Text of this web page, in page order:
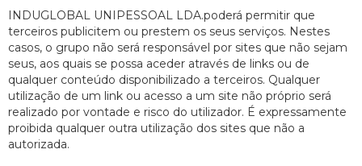
INDUGLOBAL UNIPESSOAL LDA.poderá permitir que
terceiros publicitem ou prestem os seus serviços. Nestes
casos, o grupo não será responsável por sites que não sejam
seus, aos quais se possa aceder através de links ou de
qualquer conteúdo disponibilizado a terceiros. Qualquer
utilização de um link ou acesso a um site não próprio será
realizado por vontade e risco do utilizador. É expressamente
proibida qualquer outra utilização dos sites que não a
autorizada.